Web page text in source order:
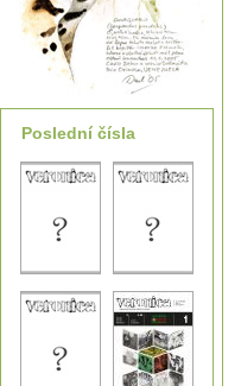
Poslední čísla